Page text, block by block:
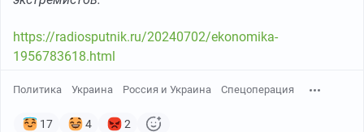
https://radiosputnik.ru/20240702/ekonomika-
1956783618.html
Политика Украина Россия и Украина Спецоперация
17 4 2